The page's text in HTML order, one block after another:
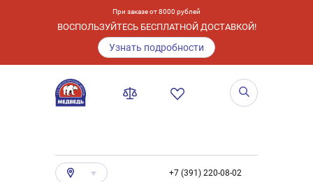
При заказе от 8000 рублей
ВОСПОЛЬЗУЙТЕСЬ БЕСПЛАТНОЙ ДОСТАВКОЙ!
Узнать подробности
+7 (391) 220-08-02